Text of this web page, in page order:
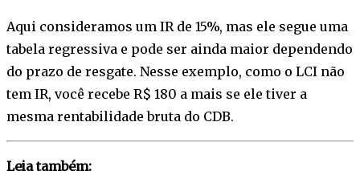
Aqui consideramos um IR de 15%, mas ele segue uma
tabela regressiva e pode ser ainda maior dependendo
do prazo de resgate. Nesse exemplo, como o LCI não
tem IR, você recebe R$ 180 a mais se ele tiver a
mesma rentabilidade bruta do CDB.
Leia também: